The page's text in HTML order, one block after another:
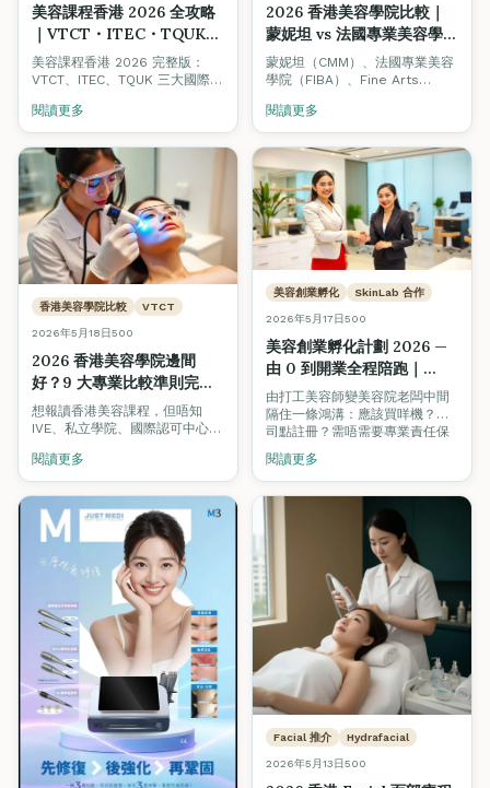
美容課程香港 2026 全攻略
｜VTCT・ITEC・TQUK
證書文憑比較、學費、美容
師人工
美容課程香港 2026 完整版：
VTCT、ITEC、TQUK 三大國際認
師人工幾多？一次過解答，附 8
大揀學校要點同 10 條 FAQ。
閱讀更多
2026 香港美容學院比較｜
蒙妮坦 vs 法國專業美容學院
FIBA vs Fine Arts
Academy：認證、課程、就
業、創業生態全方位對照
蒙妮坦（CMM）、法國專業美容
學院（FIBA）、Fine Arts
間都係香港有歷史嘅美容培訓機
構，但定位、強項、配套生態大
不同。本文中立比較三者嘅認證
體系、課程深度、學費、就業支
援，並解釋點解 Fine Arts 同時
搞 Beauty Stars 美容院認證、
Job Board 美業招聘平台同創業
孵化計劃 — 因為我哋相信整個行
業要一齊升級。
閱讀更多
香港美容學院比較 VTCT
2026年5月18日500
2026 香港美容學院邊間
好？9 大專業比較準則完整
指南（VTCT・ITEC・
TQUK 認證學院實用對照）
想報讀香港美容課程，但唔知
IVE、私立學院、國際認可中心之
則（國際認證、班級規模、考試
合格率、光牌可否、就業支援、
韓國證書、價格透明度、開課保
證、教學語言）幫你建立揀學院
嘅完整框架，並附上 Fine Arts
International Academy 嘅實際
數據作對照參考。
閱讀更多
美容創業孵化 SkinLab 合作
2026年5月17日500
美容創業孵化計劃 2026 —
由 0 到開業全程陪跑｜
SkinLab 贊助・Fine Arts
Academy 認可
由打工美容師變美容院老闆中間
隔住一條鴻溝：應該買咩機？公
司點註冊？需唔需要專業責任保
險？租邊區先有客？我哋全新推
出嘅「美容創業孵化計劃」由
SkinLab 贊助器材優惠，Fine
由器材採購、公司註冊、商業保
險、選址，到客源建立全程陪
閱讀更多
Facial 推介 Hydrafacial
2026年5月13日500